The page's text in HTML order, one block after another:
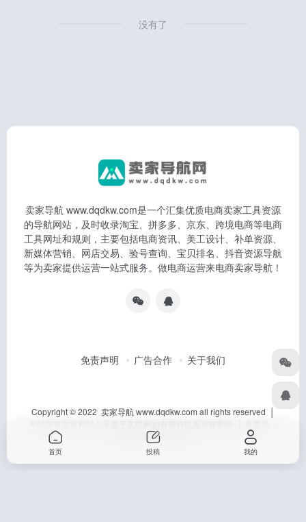
没有了
卖家导航 www.dqdkw.com是一个汇集优质电商卖家工具资源
的导航网站，及时收录淘宝、拼多多、京东、跨境电商等电商
工具网址和规则，主要包括电商资讯、美工设计、补单资源、
新媒体营销、网店交易、验号查询、宝贝排名、抖音资源导航
等为卖家提供运营一站式服务。做电商运营来电商卖家导航！
免责声明 广告合作 关于我们
Copyright © 2022 卖家导航 www.dqdkw.com all rights reserved │
沪ICP备15028150号
首页 投稿 我的